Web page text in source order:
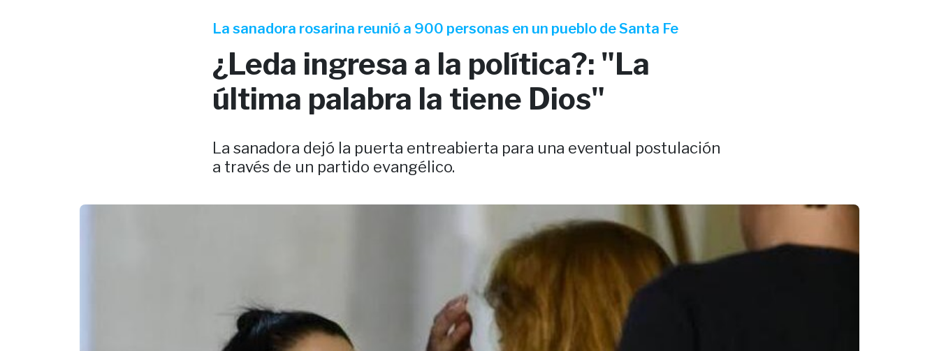
La sanadora rosarina reunió a 900 personas en un pueblo de Santa Fe
¿Leda ingresa a la política?: "La
última palabra la tiene Dios"
La sanadora dejó la puerta entreabierta para una eventual postulación
a través de un partido evangélico.